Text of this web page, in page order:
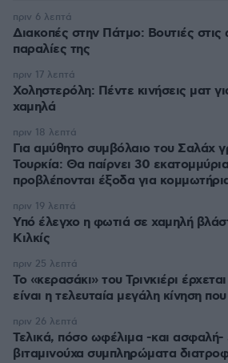
Διακοπές στην Πάτμο: Βουτιές στις
παραλίες της
πριν 6 λεπτά
Χοληστερόλη: Πέντε κινήσεις ματ
χαμηλά
πριν 17 λεπτά
Για αμύθητο συμβόλαιο του Σαλάχ
Τουρκία: Θα παίρνει 30
προβλέπονται έξοδα για
πριν 18 λεπτά
Υπό έλεγχο η φωτιά σε χαμηλή
Κιλκίς
πριν 19 λεπτά
Το «κερασάκι» του Τρινκιέρι
είναι η τελευταία μεγάλη κίνηση
πριν 25 λεπτά
Τελικά, πόσο ωφέλιμα -και ασφαλή-
βιταμινούχα συμπληρώματα
πριν 26 λεπτά